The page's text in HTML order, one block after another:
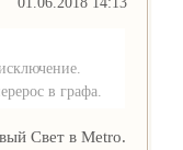
в графа.
Свет в Metro.